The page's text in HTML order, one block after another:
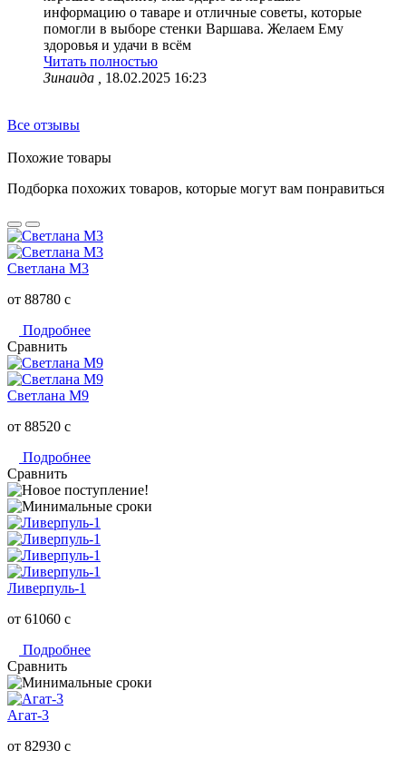
информацию о таваре и отличные советы, которые
помогли в выборе стенки Варшава. Желаем Ему
здоровья и удачи в всём
Читать полностью
Зинаида ,
18.02.2025 16:23
Все отзывы
Похожие товары
Подборка похожих товаров, которые могут вам понравиться
Светлана M3
от 88780 c
Подробнее
Сравнить
Светлана M9
от 88520 c
Подробнее
Сравнить
Ливерпуль-1
от 61060 c
Подробнее
Сравнить
Агат-3
от 82930 c